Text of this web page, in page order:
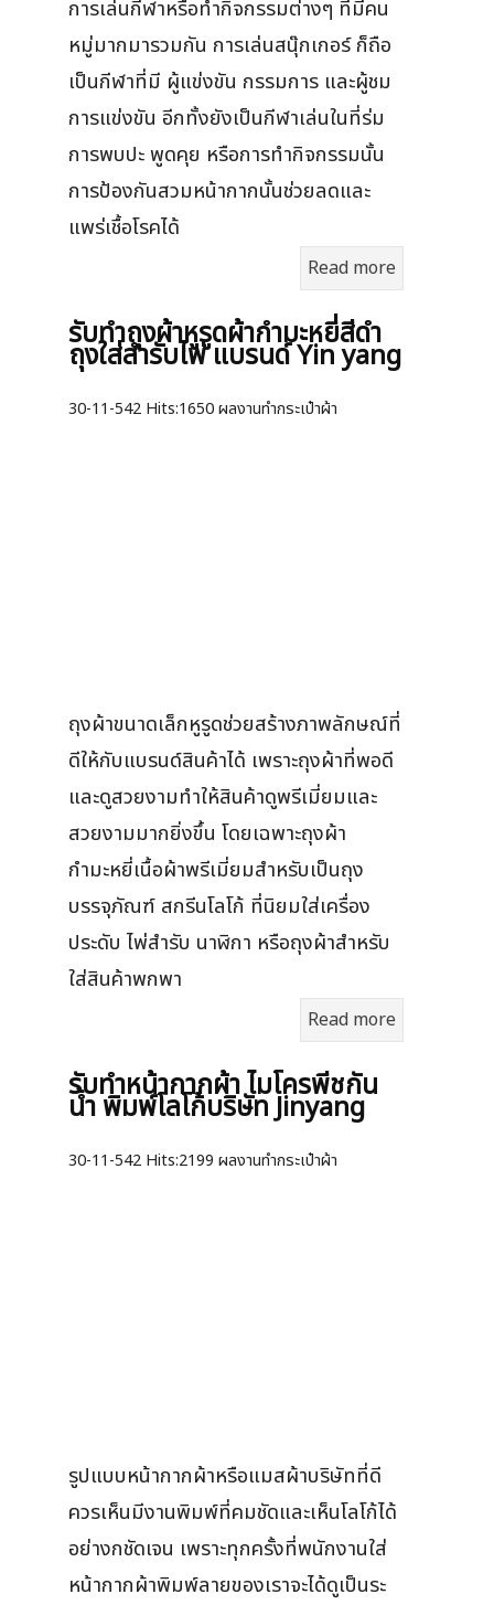
การเล่นกีฬาหรือทำกิจกรรมต่างๆ ที่มีคน
หมู่มากมารวมกัน การเล่นสนุ๊กเกอร์ ก็ถือ
เป็นกีฬาที่มี ผู้แข่งขัน กรรมการ และผู้ชม
การแข่งขัน อีกทั้งยังเป็นกีฬาเล่นในที่ร่ม
การพบปะ พูดคุย หรือการทำกิจกรรมนั้น
การป้องกันสวมหน้ากากนั้นช่วยลดและ
แพร่เชื้อโรคได้
Read more
รับทำถุงผ้าหูรูดผ้ากำมะหยี่สีดำ
ถุงใส่สำรับไพ่ แบรนด์ Yin yang
30-11-542 Hits:1650 ผลงานทำกระเป๋าผ้า
ถุงผ้าขนาดเล็กหูรูดช่วยสร้างภาพลักษณ์ที่
ดีให้กับแบรนด์สินค้าได้ เพราะถุงผ้าที่พอดี
และดูสวยงามทำให้สินค้าดูพรีเมี่ยมและ
สวยงามมากยิ่งขึ้น โดยเฉพาะถุงผ้า
กำมะหยี่เนื้อผ้าพรีเมี่ยมสำหรับเป็นถุง
บรรจุภัณฑ์ สกรีนโลโก้ ที่นิยมใส่เครื่อง
ประดับ ไพ่สำรับ นาฬิกา หรือถุงผ้าสำหรับ
ใส่สินค้าพกพา
Read more
รับทำหน้ากากผ้า ไมโครพีชกัน
น้ำ พิมพ์โลโก้บริษัท Jinyang
30-11-542 Hits:2199 ผลงานทำกระเป๋าผ้า
รูปแบบหน้ากากผ้าหรือแมสผ้าบริษัทที่ดี
ควรเห็นมีงานพิมพ์ที่คมชัดและเห็นโลโก้ได้
อย่างกชัดเจน เพราะทุกครั้งที่พนักงานใส่
หน้ากากผ้าพิมพ์ลายของเราจะได้ดูเป็นระ